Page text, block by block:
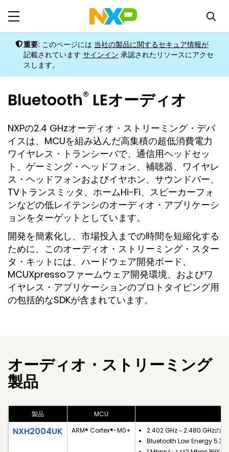
重要: このページには 当社の製品に関するセキュア情報が
記載されています サインイン 承認されたリソースにアクセ
スします。
Bluetooth® LEオーディオ
NXPの2.4 GHzオーディオ・ストリーミング・デバ
イスは、MCUを組み込んだ高集積の超低消費電力
ワイヤレス・トランシーバで、通信用ヘッドセッ
ト、ゲーミング・ヘッドフォン、補聴器、ワイヤレ
ス・ヘッドフォンおよびイヤホン、サウンドバー、
TVトランスミッタ、ホームHi-Fi、スピーカーフォ
ンなどの低レイテンシのオーディオ・アプリケーシ
ョンをターゲットとしています。
開発を簡素化し、市場投入までの時間を短縮化する
ために、このオーディオ・ストリーミング・スター
タ・キットには、ハードウェア開発ボード、
MCUXpressoファームウェア開発環境、およびワ
イヤレス・アプリケーションのプロトタイピング用
の包括的なSDKが含まれています。
オーディオ・ストリーミング
製品
製品 MCU
NXH2004UK ARM® Cortex®-M0+
2.402 GHz～2.480 GHzの搬
Bluetooth Low Energy 5.3